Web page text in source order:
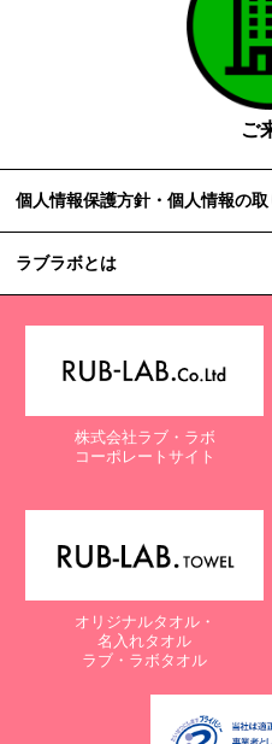
ご
個人情報保護方針・個人情報の
ラブラボとは
株式会社ラブ・ラボ
コーポレートサイト
オリジナルタオル・
名入れタオル
ラブ・ラボタオル